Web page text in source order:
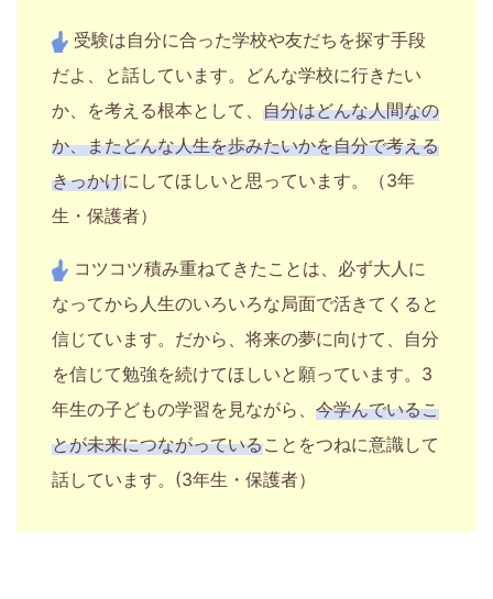
受験は自分に合った学校や友だちを探す手段
だよ、と話しています。どんな学校に行きたい
か、を考える根本として、 自分はどんな人間なの
か、またどんな人生を歩みたいかを自分で考える
きっかけにしてほしいと思っています。（3年
生・保護者）
コツコツ積み重ねてきたことは、必ず大人に
なってから人生のいろいろな局面で活きてくると
信じています。だから、将来の夢に向けて、自分
を信じて勉強を続けてほしいと願っています。3
年生の子どもの学習を見ながら、 今学んでいるこ
とが未来につながっていることをつねに意識して
話しています。(3年生・保護者）